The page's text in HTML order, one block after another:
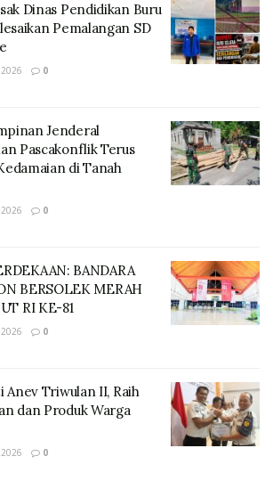
Dinas Pendidikan Buru
Pemalangan SD
0
Jenderal
Pascakonflik Terus
di Tanah
0
BANDARA
BERSOLEK MERAH
RI KE-81
0
Anev Triwulan II, Raih
dan Produk Warga
0